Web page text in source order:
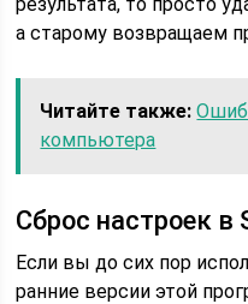
а старому возвращаем
Читайте также:
компьютера
Сброс настроек в
Если вы до сих пор
ранние версии этой